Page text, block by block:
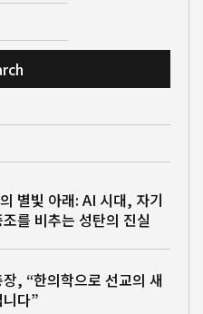
별빛 아래: AI 시대, 자기
를 비추는 성탄의 진실
, “한의학으로 선교의 새
다”